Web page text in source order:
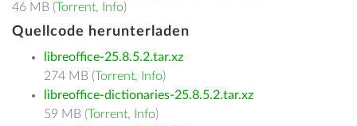
46 MB (Torrent, Info)
Quellcode herunterladen
libreoffice-25.8.5.2.tar.xz
274 MB (Torrent, Info)
libreoffice-dictionaries-25.8.5.2.tar.xz
59 MB (Torrent, Info)